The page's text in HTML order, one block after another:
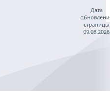
Дата
страницы
09.08.2026